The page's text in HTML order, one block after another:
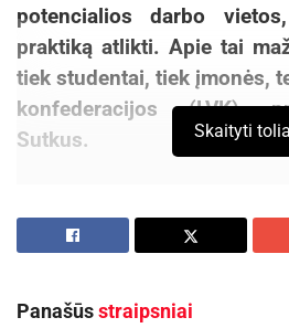
potencialios darbo
praktiką atlikti. Apie tai
tiek studentai, tiek įmonės,
konfederacijos (LVK)
Sutkus.
LVK buvo laimėjusi ES
finansuojamą projektą,
sistemą. Buvo duomenų
Skaityti
Panašūsstraipsniai